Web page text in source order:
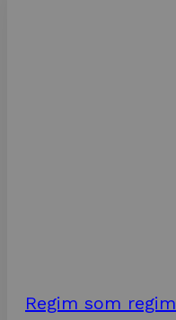
Regim som regim